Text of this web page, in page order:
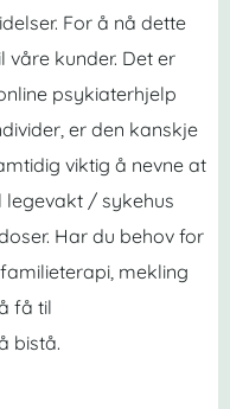
For å nå dette
våre kunder. Det er
psykiaterhjelp
er den kanskje
viktig å nevne at
/ sykehus
Har du behov for
mekling
få til
bistå.